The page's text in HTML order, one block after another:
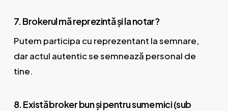
7. Brokerul mă reprezintă și la notar?
Putem participa cu reprezentant la semnare,
dar actul autentic se semnează personal de
tine.
8. Există broker bun și pentru sume mici (sub